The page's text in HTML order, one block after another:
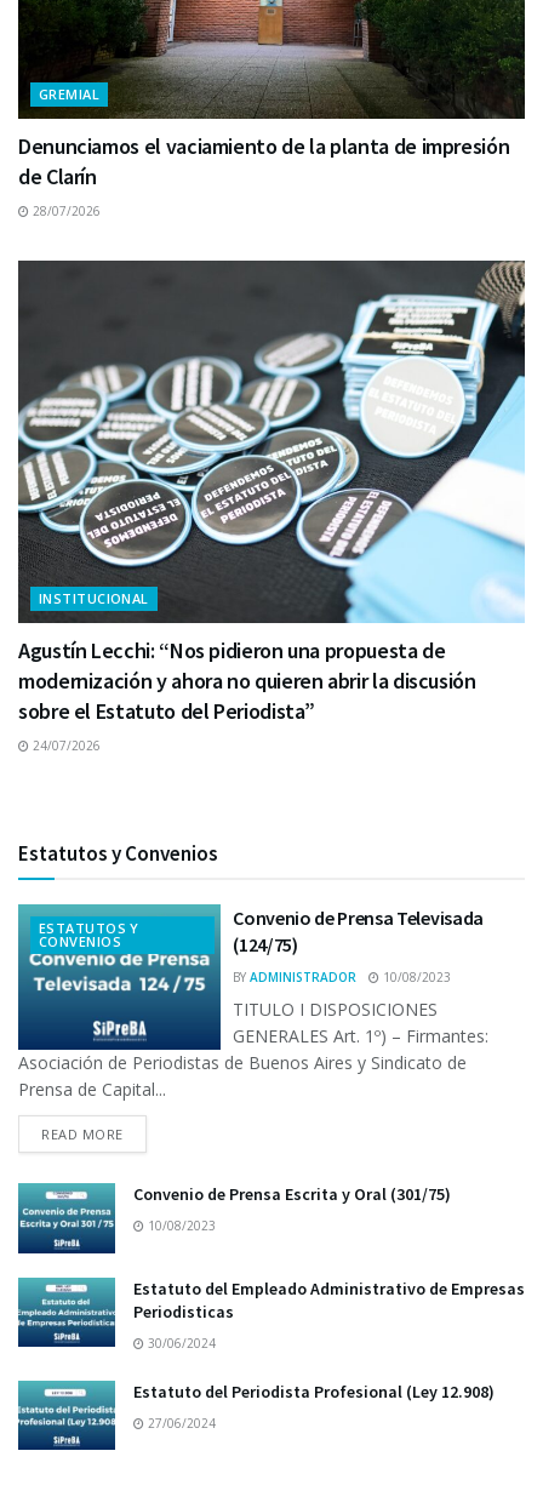
GREMIAL
Denunciamos el vaciamiento de la planta de impresión
de Clarín
28/07/2026
INSTITUCIONAL
Agustín Lecchi: “Nos pidieron una propuesta de
modernización y ahora no quieren abrir la discusión
sobre el Estatuto del Periodista”
24/07/2026
Estatutos y Convenios
ESTATUTOS Y
CONVENIOS
Convenio de Prensa Televisada
(124/75)
BY ADMINISTRADOR 10/08/2023
TITULO I DISPOSICIONES
GENERALES Art. 1º) – Firmantes:
Asociación de Periodistas de Buenos Aires y Sindicato de
Prensa de Capital...
READ MORE
Convenio de Prensa Escrita y Oral (301/75)
10/08/2023
Estatuto del Empleado Administrativo de Empresas
Periodisticas
30/06/2024
Estatuto del Periodista Profesional (Ley 12.908)
27/06/2024